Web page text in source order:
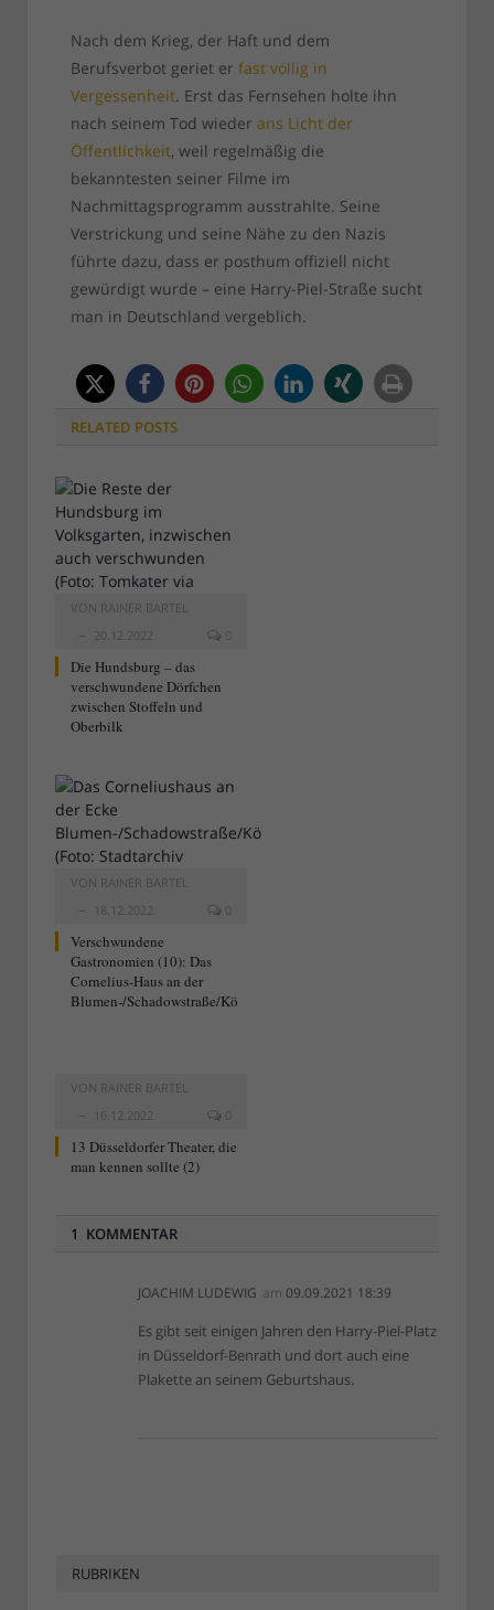
Nach dem Krieg, der Haft und dem
Berufsverbot geriet er fast völlig in
Vergessenheit. Erst das Fernsehen holte ihn
nach seinem Tod wieder ans Licht der
Öffentlichkeit, weil regelmäßig die
bekanntesten seiner Filme im
Nachmittagsprogramm ausstrahlte. Seine
Verstrickung und seine Nähe zu den Nazis
führte dazu, dass er posthum offiziell nicht
gewürdigt wurde – eine Harry-Piel-Straße sucht
man in Deutschland vergeblich.
RELATED POSTS
VON RAINER BARTEL
20.12.2022
0
Die Hundsburg – das
verschwundene Dörfchen
zwischen Stoffeln und
Oberbilk
VON RAINER BARTEL
18.12.2022
0
Verschwundene
Gastronomien (10): Das
Cornelius-Haus an der
Blumen-/Schadowstraße/Kö
VON RAINER BARTEL
16.12.2022
0
13 Düsseldorfer Theater, die
man kennen sollte (2)
1 KOMMENTAR
JOACHIM LUDEWIG am 09.09.2021 18:39
Es gibt seit einigen Jahren den Harry-Piel-Platz
in Düsseldorf-Benrath und dort auch eine
Plakette an seinem Geburtshaus.
RUBRIKEN